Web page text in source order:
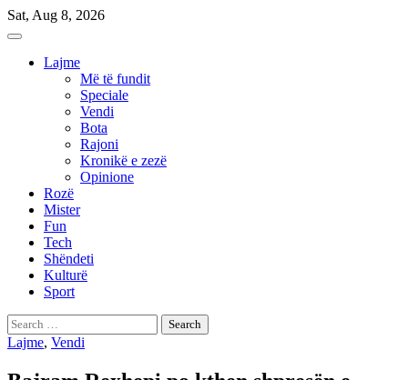
Skip
to
Sat, Aug 8, 2026
Lajme
Më të fundit
Speciale
Vendi
Bota
Rajoni
Kronikë e zezë
Opinione
Rozë
Mister
Fun
Tech
Shëndeti
Kulturë
Sport
Search
for:
Lajme, Vendi